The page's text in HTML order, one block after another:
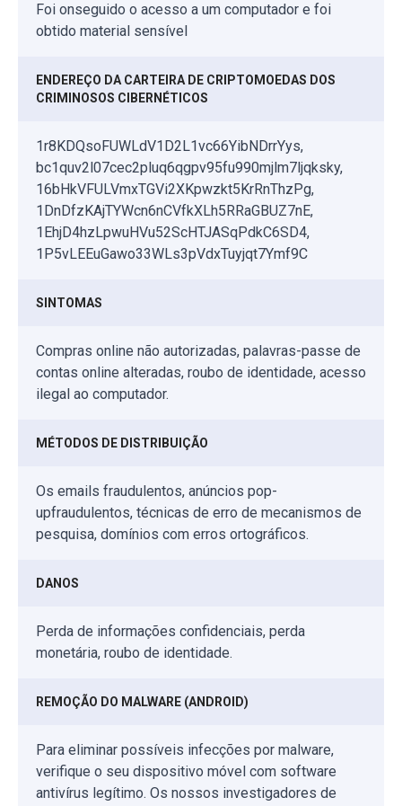
Foi onseguido o acesso a um computador e foi
obtido material sensível
ENDEREÇO DA CARTEIRA DE CRIPTOMOEDAS DOS
CRIMINOSOS CIBERNÉTICOS
1r8KDQsoFUWLdV1D2L1vc66YibNDrrYys,
bc1quv2l07cec2pluq6qgpv95fu990mjlm7ljqksky,
16bHkVFULVmxTGVi2XKpwzkt5KrRnThzPg,
1DnDfzKAjTYWcn6nCVfkXLh5RRaGBUZ7nE,
1EhjD4hzLpwuHVu52ScHTJASqPdkC6SD4,
1P5vLEEuGawo33WLs3pVdxTuyjqt7Ymf9C
SINTOMAS
Compras online não autorizadas, palavras-passe de
contas online alteradas, roubo de identidade, acesso
ilegal ao computador.
MÉTODOS DE DISTRIBUIÇÃO
Os emails fraudulentos, anúncios pop-
upfraudulentos, técnicas de erro de mecanismos de
pesquisa, domínios com erros ortográficos.
DANOS
Perda de informações confidenciais, perda
monetária, roubo de identidade.
REMOÇÃO DO MALWARE (ANDROID)
Para eliminar possíveis infecções por malware,
verifique o seu dispositivo móvel com software
antivírus legítimo. Os nossos investigadores de